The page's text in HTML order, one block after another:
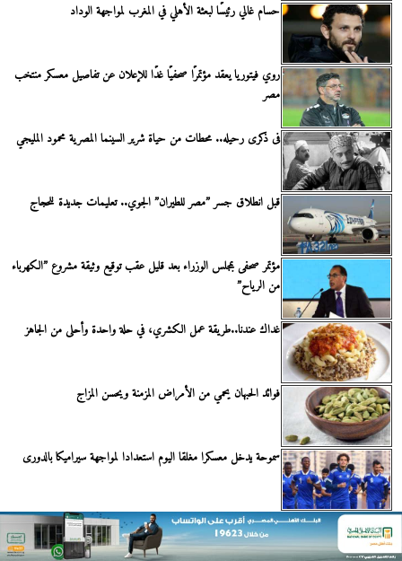
حسام غالي رئيسًا لبعثة الأهلي في المغرب لمواجهة الوداد
روي فيتوريا يعقد مؤتمرًا صحفيًا غدًا للإعلان عن تفاصيل معسكر منتخب
مصر
فى ذكرى رحيله.. محطات من حياة شرير السينما المصرية محمود المليجي
قبل انطلاق جسر ”مصر للطيران” الجوي.. تعليمات جديدة للحجاج
مؤتمر صحفى بمجلس الوزراء بعد قليل عقب توقيع وثيقة مشروع ”الكهرباء
من الرياح”
غداك عندنا..طريقة عمل الكشري، في حلة واحدة وأحلى من الجاهز
فوائد الحبهان يحمي من الأمراض المزمنة ويحسن المزاج
سموحة يدخل معسكرا مغلقا اليوم استعدادا لمواجهة سيراميكا بالدورى